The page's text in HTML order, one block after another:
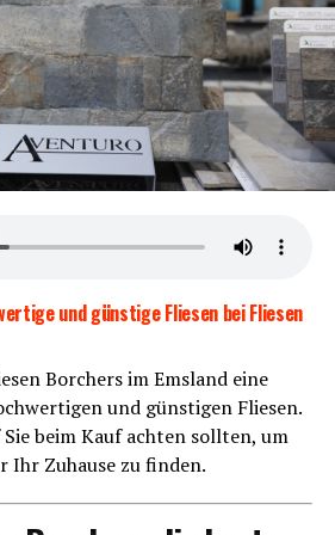
garan­tiert vie­le sor­
Kilo­me­ter. Kei­ne Ket­te bedeu­
und mehr Fahrspaß.
mit KOGA
und güns­ti­ge Flie­sen bei Flie­sen
Bor­chers im Ems­land eine
und güns­ti­gen Flie­sen.
beim Kauf ach­ten soll­ten, um
Ihr Zuhau­se zu finden.